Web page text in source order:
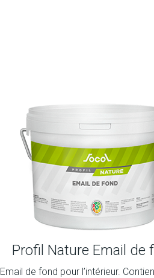
Profil Nature Email de
Email de fond pour l’intérieur.